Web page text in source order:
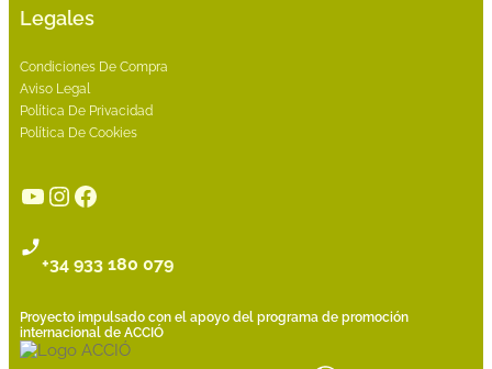
Legales
Condiciones De Compra
Aviso Legal
Política De Privacidad
Política De Cookies
YouTube
Instagram
Facebook
+34 933 180 079
Proyecto impulsado con el apoyo del programa de promoción
internacional de ACCIÓ